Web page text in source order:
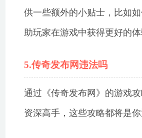
供一些额外的小贴士，比如
助玩家在游戏中获得更好的
5.传奇发布网违法吗
通过《传奇发布网》的游戏
资深高手，这些攻略都将是